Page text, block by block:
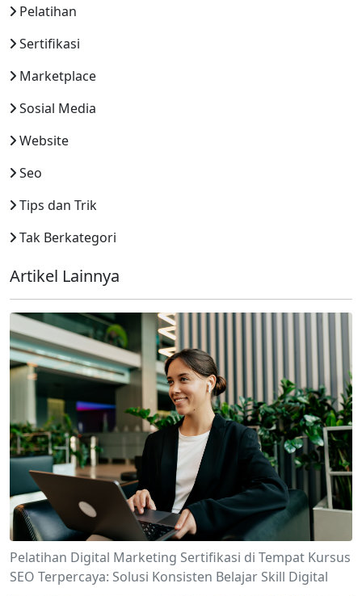
Pelatihan
Sertifikasi
Marketplace
Sosial Media
Website
Seo
Tips dan Trik
Tak Berkategori
Artikel Lainnya
Pelatihan Digital Marketing Sertifikasi di Tempat Kursus
SEO Terpercaya: Solusi Konsisten Belajar Skill Digital